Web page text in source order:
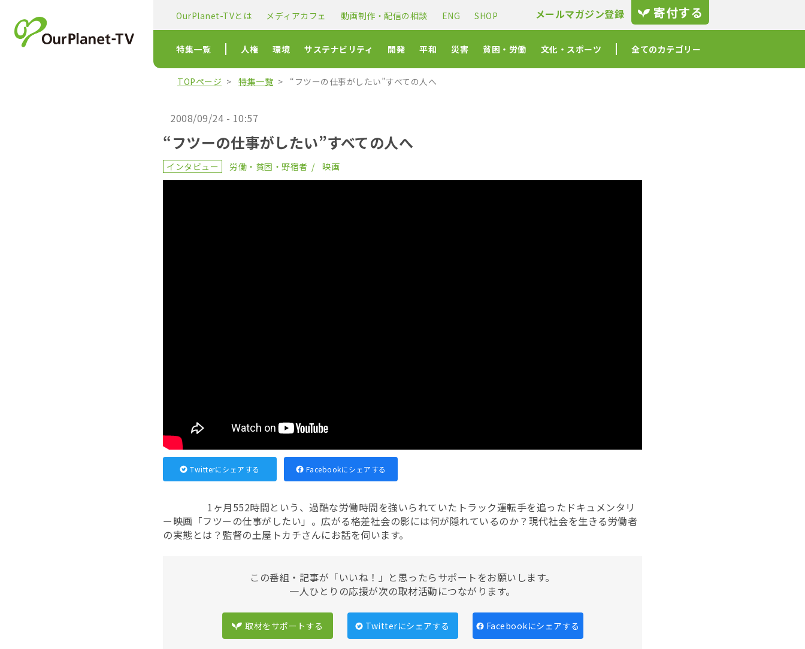
OurPlanet-TVとは メディアカフェ 動画制作・配信の相談 ENG SHOP メールマガジン登録 寄付する
特集一覧 人権 環境 サステナビリティ 開発 平和 災害 貧困・労働 文化・スポーツ 全てのカテゴリー
TOPページ 特集一覧 “フツーの仕事がしたい”すべての人へ
2008/09/24 - 10:57
“フツーの仕事がしたい”すべての人へ
インタビュー 労働・貧困・野宿者 映画
Twitterにシェアする Facebookにシェアする
1ヶ月552時間という、過酷な労働時間を強いられていたトラック運転手を追ったドキュメンタリ
ー映画「フツーの仕事がしたい」。広がる格差社会の影には何が隠れているのか？現代社会を生きる労働者
の実態とは？監督の土屋トカチさんにお話を伺います。
この番組・記事が「いいね！」と思ったらサポートをお願いします。
一人ひとりの応援が次の取材活動につながります。
取材をサポートする Twitterにシェアする Facebookにシェアする